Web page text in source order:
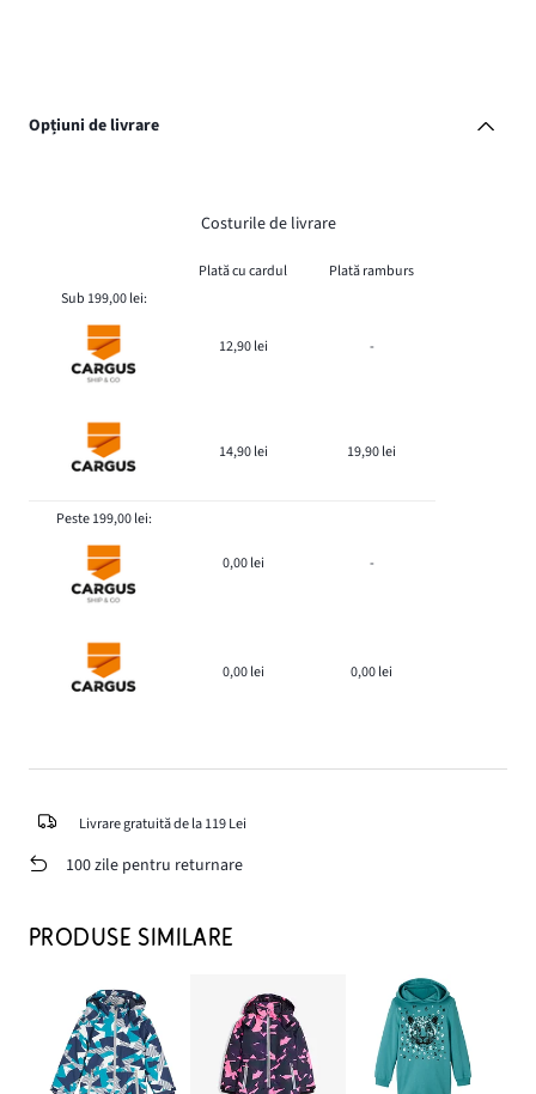
Opțiuni de livrare
Costurile de livrare
Plată cu cardul
Plată ramburs
Sub 199,00 lei:
12,90 lei -
14,90 lei 19,90 lei
Peste 199,00 lei:
0,00 lei -
0,00 lei 0,00 lei
Livrare gratuită de la 119 Lei
100 zile pentru returnare
PRODUSE SIMILARE